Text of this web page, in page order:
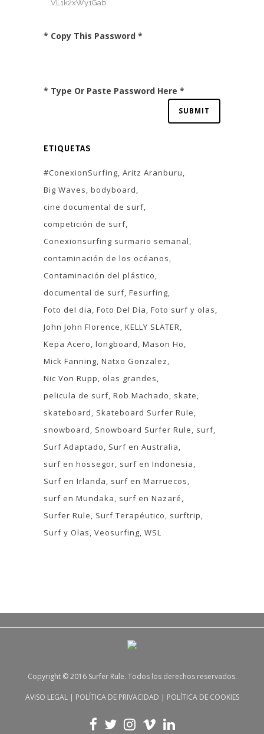
* Copy This Password *
* Type Or Paste Password Here *
ETIQUETAS
#ConexionSurfing Aritz Aranburu
Big Waves bodyboard
cine documental de surf
competición de surf
Conexionsurfing surmario semanal
contaminación de los océanos
Contaminación del plástico
documental de surf Fesurfing
Foto del dia Foto Del Día Foto surf y olas
John John Florence KELLY SLATER
Kepa Acero longboard Mason Ho
Mick Fanning Natxo Gonzalez
Nic Von Rupp
olas grandes
pelicula de surf Rob Machado
skate
skateboard
Skateboard Surfer Rule
snowboard
Snowboard Surfer Rule
surf
Surf Adaptado
Surf en Australia
surf en hossegor surf en Indonesia
Surf en Irlanda
surf en Marruecos
surf en Mundaka
surf en Nazaré
Surfer Rule
Surf Terapéutico
surftrip
Surf y Olas Veosurfing WSL
Copyright © 2016 Surfer Rule. Todos los derechos reservados.
AVISO LEGAL| POLÍTICA DE PRIVACIDAD | POLÍTICA DE COOKIES